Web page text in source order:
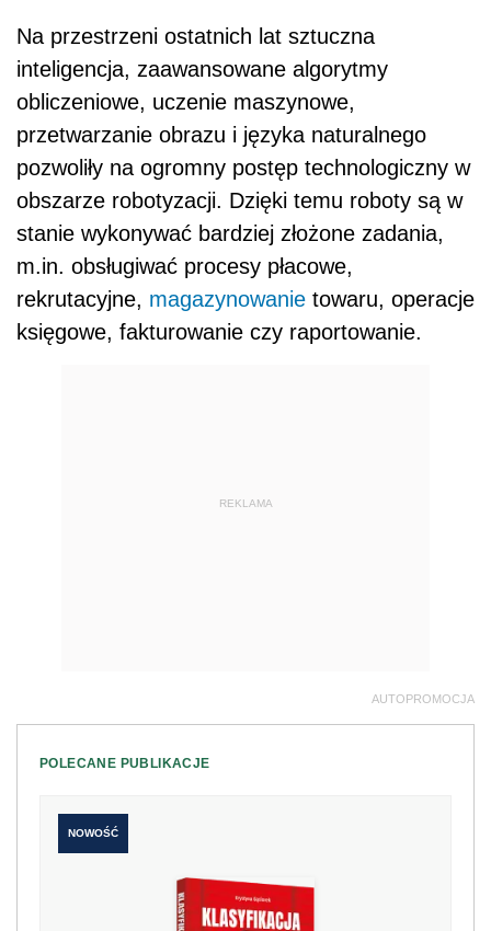
Na przestrzeni ostatnich lat sztuczna
inteligencja, zaawansowane algorytmy
obliczeniowe, uczenie maszynowe,
przetwarzanie obrazu i języka naturalnego
pozwoliły na ogromny postęp technologiczny w
obszarze robotyzacji. Dzięki temu roboty są w
stanie wykonywać bardziej złożone zadania,
m.in. obsługiwać procesy płacowe,
rekrutacyjne, magazynowanie towaru, operacje
księgowe, fakturowanie czy raportowanie.
REKLAMA
AUTOPROMOCJA
POLECANE PUBLIKACJE
NOWOŚĆ